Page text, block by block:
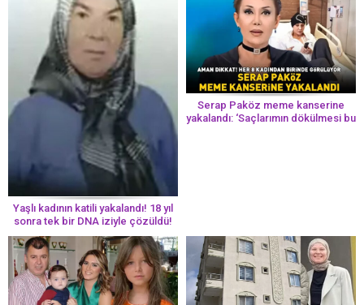
Yaşlı kadının katili yakalandı! 18 yıl
sonra tek bir DNA iziyle çözüldü!
Serap Paköz meme kanserine
yakalandı: ‘Saçlarımın dökülmesi bu